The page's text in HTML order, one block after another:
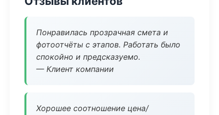
Понравилась прозрачная смета и
фотоотчёты с этапов. Работать было
спокойно и предсказуемо.
— Клиент компании
Хорошее соотношение цена/